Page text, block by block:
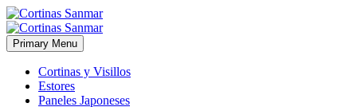
Primary Menu
Cortinas y Visillos
Estores
Paneles Japoneses